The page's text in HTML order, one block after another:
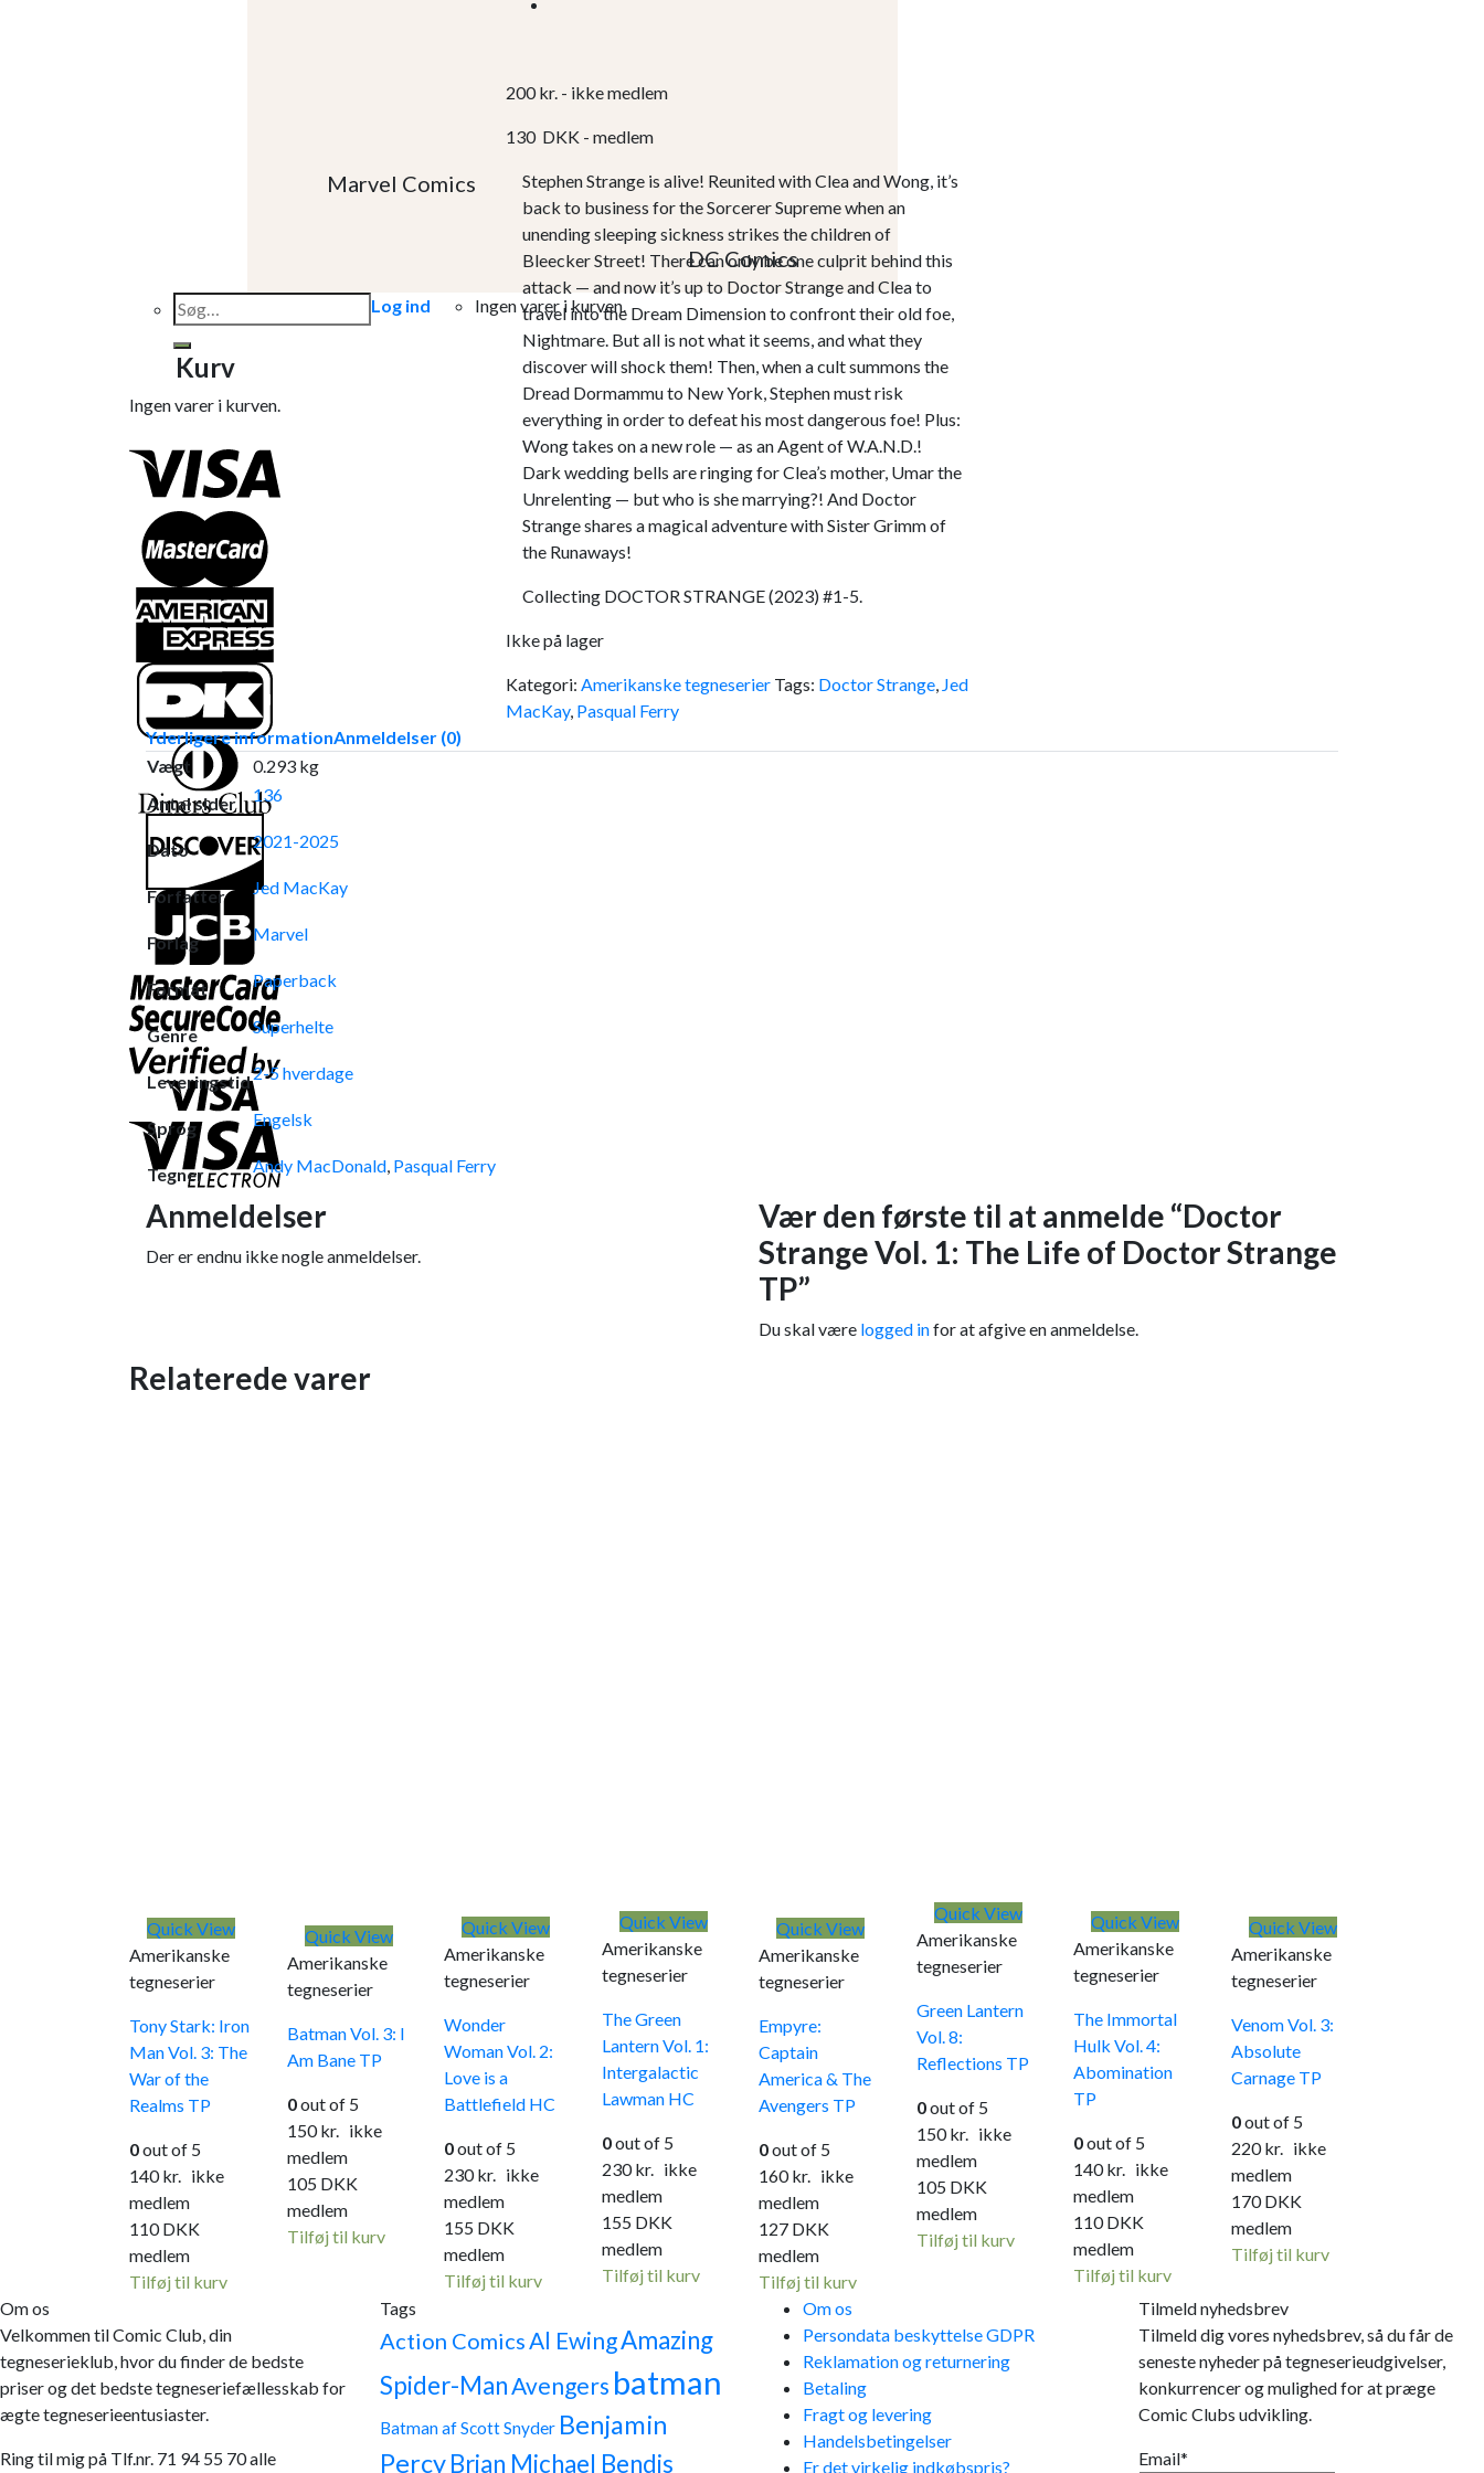
Marvel Comics
DC Comics
Søg
efter:
Log ind Ingen varer i kurven.
Kurv
Ingen varer i kurven.
200kr. - ikke medlem
130 DKK - medlem
Stephen Strange is alive! Reunited with Clea and Wong, it’s
back to business for the Sorcerer Supreme when an
unending sleeping sickness strikes the children of
Bleecker Street! There can only be one culprit behind this
attack — and now it’s up to Doctor Strange and Clea to
travel into the Dream Dimension to confront their old foe,
Nightmare. But all is not what it seems, and what they
discover will shock them! Then, when a cult summons the
Dread Dormammu to New York, Stephen must risk
everything in order to defeat his most dangerous foe! Plus:
Wong takes on a new role — as an Agent of W.A.N.D.!
Dark wedding bells are ringing for Clea’s mother, Umar the
Unrelenting — but who is she marrying?! And Doctor
Strange shares a magical adventure with Sister Grimm of
the Runaways!
Collecting DOCTOR STRANGE (2023) #1-5.
Ikke på lager
Kategori: Amerikanske tegneserier Tags: Doctor Strange, Jed
MacKay, Pasqual Ferry
Yderligere informationAnmeldelser (0)
Vægt
0.293 kg
Antal sider
136
Dato 2021-2025
Forfatter Jed MacKay
Forlag Marvel
Format Paperback
Genre Superhelte
Leveringstid2-5 hverdage
Sprog Engelsk
Tegner Andy MacDonald, Pasqual Ferry
Anmeldelser
Der er endnu ikke nogle anmeldelser.
Vær den første til at anmelde “Doctor
Strange Vol. 1: The Life of Doctor Strange
TP”
Du skal være logged infor at afgive en anmeldelse.
Relaterede varer
Quick View
Amerikanske
tegneserier
Tony Stark: Iron
Man Vol. 3: The
War of the
Realms TP
0out of 5
140kr. ikke
medlem
110DKK
medlem
Tilføj til kurv
Quick View
Amerikanske
tegneserier
Batman Vol. 3: I
Am Bane TP
0out of 5
150kr.ikke
medlem
105 DKK
medlem
Tilføj til kurv
Quick View
Amerikanske
tegneserier
Wonder
Woman Vol. 2:
Love is a
Battlefield HC
0out of 5
230kr. ikke
medlem
155 DKK
medlem
Tilføj til kurv
Quick View
Amerikanske
tegneserier
The Green
Lantern Vol. 1:
Intergalactic
Lawman HC
0out of 5
230kr.ikke
medlem
155 DKK
medlem
Tilføj til kurv
Quick View
Amerikanske
tegneserier
Empyre:
Captain
America & The
Avengers TP
0out of 5
160kr. ikke
medlem
127 DKK
medlem
Tilføj til kurv
Quick View
Amerikanske
tegneserier
Green Lantern
Vol. 8:
Reflections TP
0out of 5
150kr.ikke
medlem
105 DKK
medlem
Tilføj til kurv
Quick View
Amerikanske
tegneserier
The Immortal
Hulk Vol. 4:
Abomination
TP
0out of 5
140kr. ikke
medlem
110DKK
medlem
Tilføj til kurv
Quick View
Amerikanske
tegneserier
Venom Vol. 3:
Absolute
Carnage TP
0out of 5
220kr.ikke
medlem
170DKK
medlem
Tilføj til kurv
Om os
Velkommen til Comic Club, din
tegneserieklub, hvor du finder de bedste
priser og det bedste tegneseriefællesskab for
ægte tegneserieentusiaster.
Ring til mig på Tlf.nr. 71 94 55 70 alle
Tags
Action ComicsAl EwingAmazing
Spider-ManAvengers batman
Batman af Scott Snyder Benjamin
Percy Brian Michael Bendis
Om os
Persondata beskyttelse GDPR
Reklamation og returnering
Betaling
Fragt og levering
Handelsbetingelser
Er det virkelig indkøbspris?
Tilmeld nyhedsbrev
Tilmeld dig vores nyhedsbrev, så du får de
seneste nyheder på tegneserieudgivelser,
konkurrencer og mulighed for at præge
Comic Clubs udvikling.
Email*